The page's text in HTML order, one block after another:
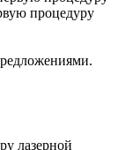
процедуру
лазерной